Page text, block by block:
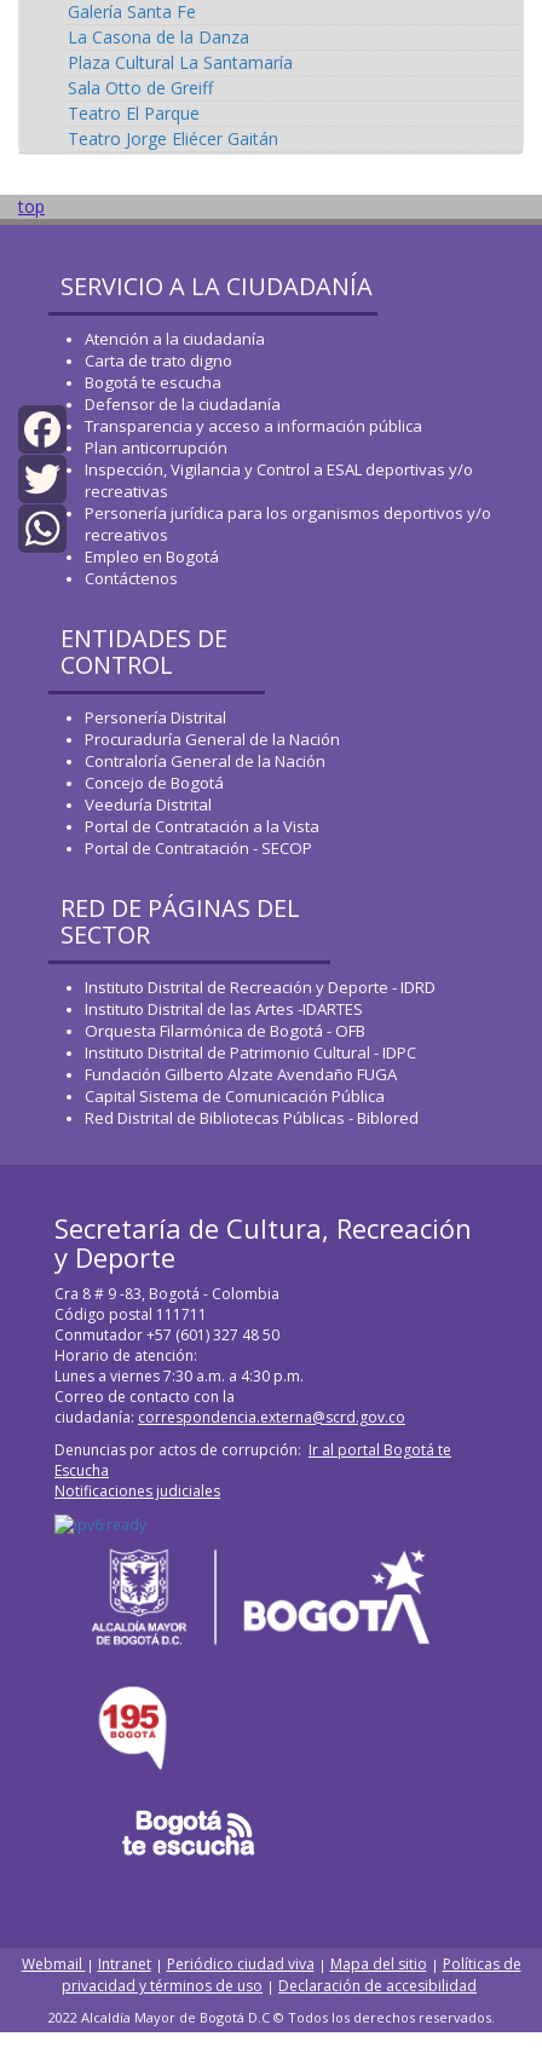
Facebook
Twitter
WhatsApp
Galería Santa Fe
La Casona de la Danza
Plaza Cultural La Santamaría
Sala Otto de Greiff
Teatro El Parque
Teatro Jorge Eliécer Gaitán
top
SERVICIO A LA CIUDADANÍA
Atención a la ciudadanía
Carta de trato digno
Bogotá te escucha
Defensor de la ciudadanía
Transparencia y acceso a información pública
Plan anticorrupción
Inspección, Vigilancia y Control a ESAL deportivas y/o
recreativas
Personería jurídica para los organismos deportivos y/o
recreativos
Empleo en Bogotá
Contáctenos
ENTIDADES DE
CONTROL
Personería Distrital
Procuraduría General de la Nación
Contraloría General de la Nación
Concejo de Bogotá
Veeduría Distrital
Portal de Contratación a la Vista
Portal de Contratación - SECOP
RED DE PÁGINAS DEL
SECTOR
Instituto Distrital de Recreación y Deporte - IDRD
Instituto Distrital de las Artes -IDARTES
Orquesta Filarmónica de Bogotá - OFB
Instituto Distrital de Patrimonio Cultural - IDPC
Fundación Gilberto Alzate Avendaño FUGA
Capital Sistema de Comunicación Pública
Red Distrital de Bibliotecas Públicas - Biblored
Secretaría de Cultura, Recreación
y Deporte
Cra 8 # 9 -83, Bogotá - Colombia
Código postal 111711
Conmutador +57 (601) 327 48 50
Horario de atención:
Lunes a viernes 7:30 a.m. a 4:30 p.m.
Correo de contacto con la
ciudadanía: correspondencia.externa@scrd.gov.co
Denuncias por actos de corrupción: Ir al portal Bogotá te
Escucha
Notificaciones judiciales
Webmail | Intranet| Periódico ciudad viva | Mapa del sitio | Políticas de
privacidad y términos de uso | Declaración de accesibilidad
2022 Alcaldía Mayor de Bogotá D.C © Todos los derechos reservados.